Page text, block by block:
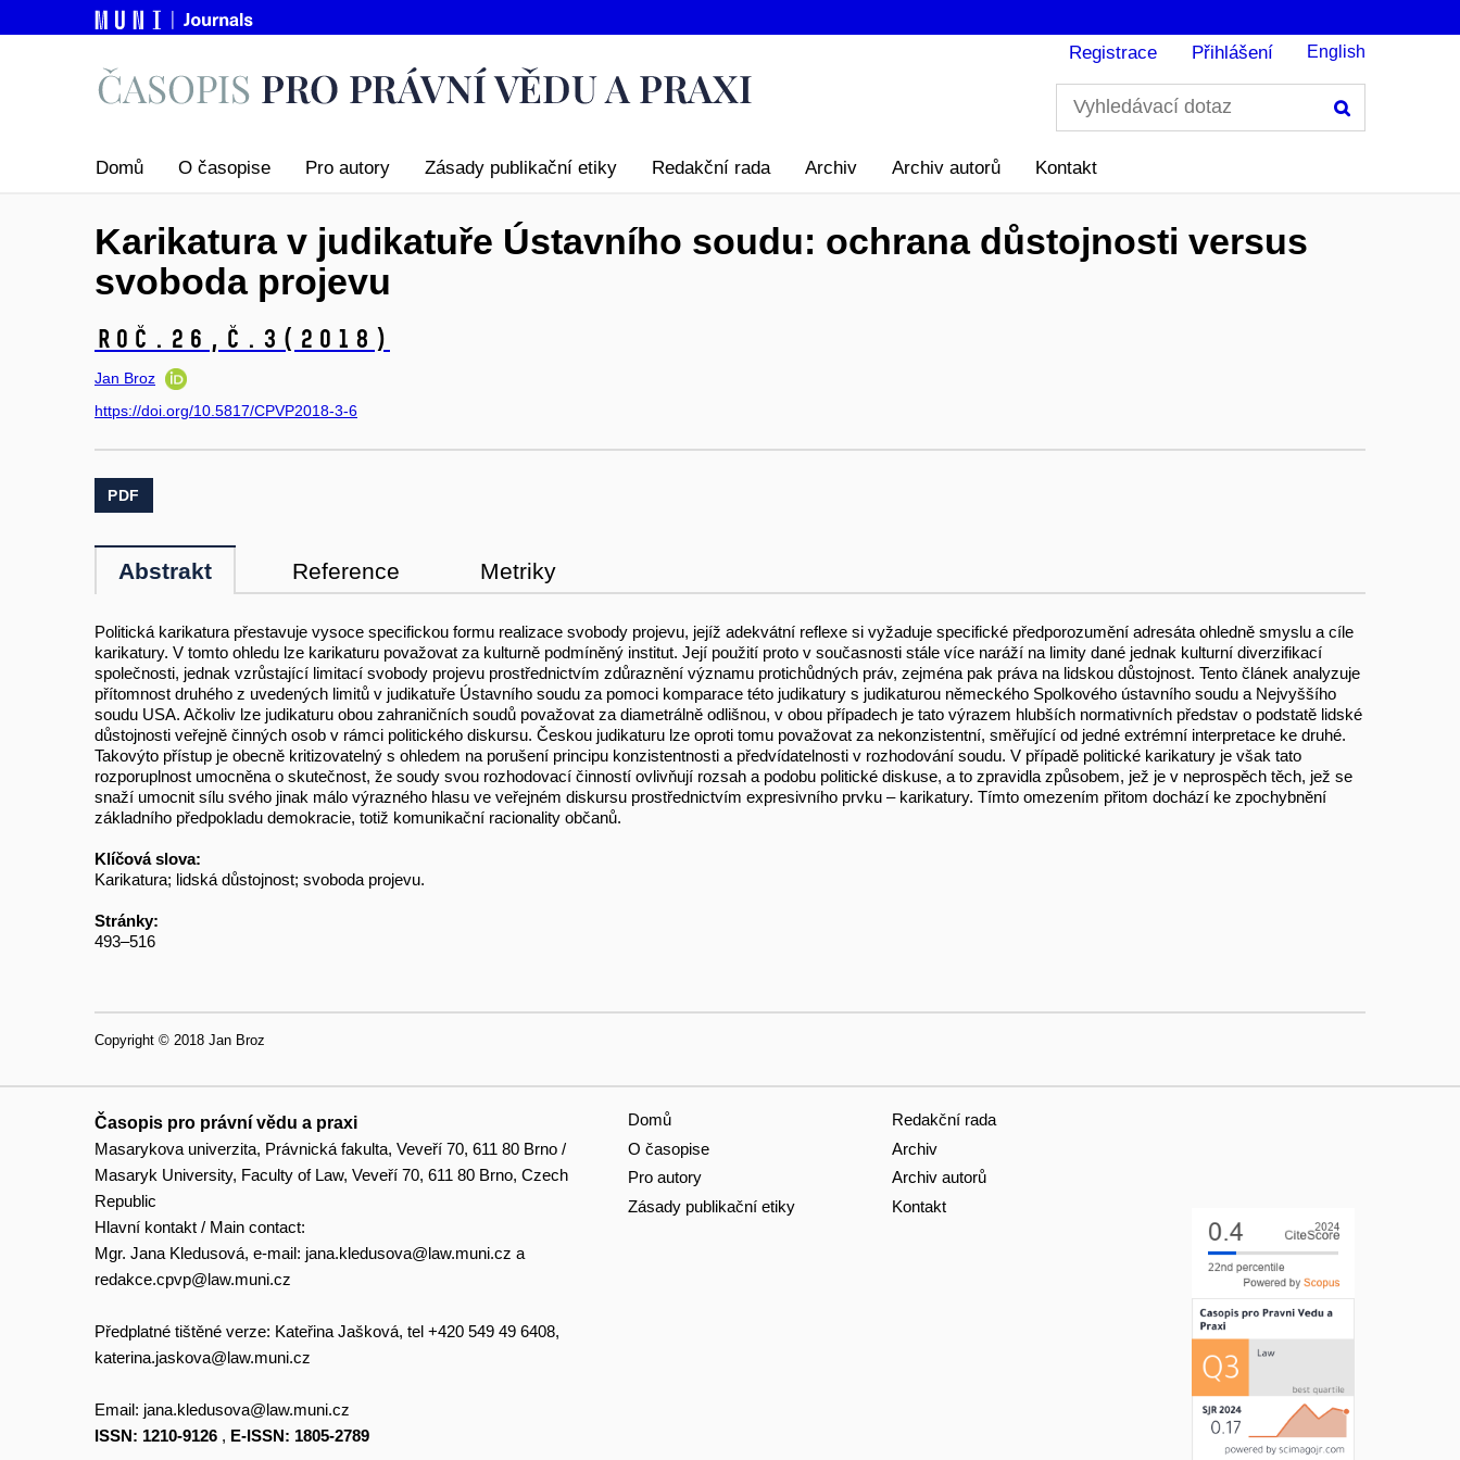
Registrace Přihlášení English
Domů O časopise Pro autory Zásady publikační etiky Redakční rada Archiv Archiv autorů Kontakt
Karikatura v judikatuře Ústavního soudu: ochrana důstojnosti versus
svoboda projevu
Roč.26, č.3 (2018)
Jan Broz
https://doi.org/10.5817/CPVP2018-3-6
PDF
Abstrakt Reference Metriky
Politická karikatura přestavuje vysoce specifickou formu realizace svobody projevu, jejíž adekvátní reflexe si vyžaduje specifické předporozumění adresáta ohledně smyslu a cíle
karikatury. V tomto ohledu lze karikaturu považovat za kulturně podmíněný institut. Její použití proto v současnosti stále více naráží na limity dané jednak kulturní diverzifikací
společnosti, jednak vzrůstající limitací svobody projevu prostřednictvím zdůraznění významu protichůdných práv, zejména pak práva na lidskou důstojnost. Tento článek analyzuje
přítomnost druhého z uvedených limitů v judikatuře Ústavního soudu za pomoci komparace této judikatury s judikaturou německého Spolkového ústavního soudu a Nejvyššího
soudu USA. Ačkoliv lze judikaturu obou zahraničních soudů považovat za diametrálně odlišnou, v obou případech je tato výrazem hlubších normativních představ o podstatě lidské
důstojnosti veřejně činných osob v rámci politického diskursu. Českou judikaturu lze oproti tomu považovat za nekonzistentní, směřující od jedné extrémní interpretace ke druhé.
Takovýto přístup je obecně kritizovatelný s ohledem na porušení principu konzistentnosti a předvídatelnosti v rozhodování soudu. V případě politické karikatury je však tato
rozporuplnost umocněna o skutečnost, že soudy svou rozhodovací činností ovlivňují rozsah a podobu politické diskuse, a to zpravidla způsobem, jež je v neprospěch těch, jež se
snaží umocnit sílu svého jinak málo výrazného hlasu ve veřejném diskursu prostřednictvím expresivního prvku – karikatury. Tímto omezením přitom dochází ke zpochybnění
základního předpokladu demokracie, totiž komunikační racionality občanů.
Klíčová slova:
Karikatura; lidská důstojnost; svoboda projevu.
Stránky:
493–516
Copyright © 2018 Jan Broz
Časopis pro právní vědu a praxi
Masarykova univerzita, Právnická fakulta, Veveří 70, 611 80 Brno /
Masaryk University, Faculty of Law, Veveří 70, 611 80 Brno, Czech
Republic
Hlavní kontakt / Main contact:
Mgr. Jana Kledusová, e-mail: jana.kledusova@law.muni.cz a
redakce.cpvp@law.muni.cz
Předplatné tištěné verze: Kateřina Jašková, tel +420 549 49 6408,
katerina.jaskova@law.muni.cz
Email: jana.kledusova@law.muni.cz
ISSN: 1210-9126 , E-ISSN: 1805-2789
Domů
O časopise
Pro autory
Zásady publikační etiky
Redakční rada
Archiv
Archiv autorů
Kontakt